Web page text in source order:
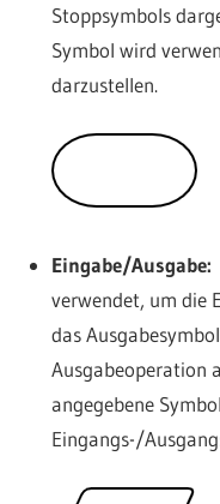
Stoppsymbols
Symbol wird
darzustellen.
Eingabe/Ausgabe:
verwendet, um die
das
Ausgabeoperation
angegebene
Eingangs-/